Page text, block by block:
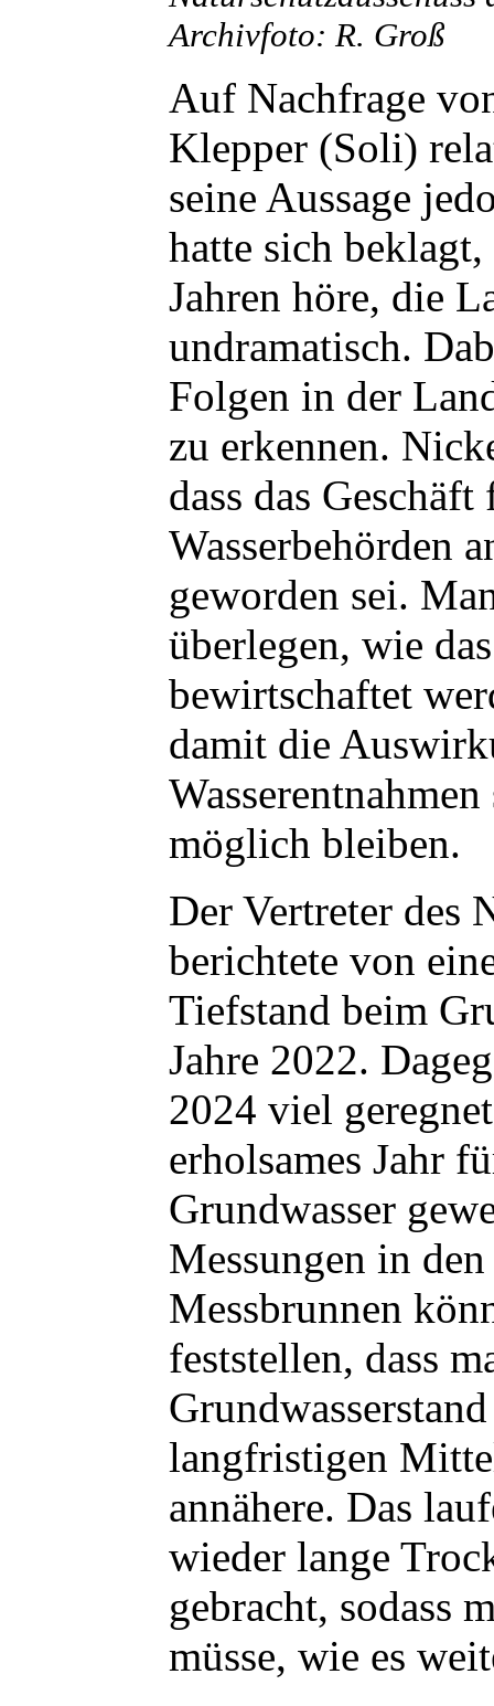
Archivfoto: R. Groß
Auf Nachfrage
Klepper (Soli)
seine Aussage
hatte sich beklagt,
Jahren höre, die
undramatisch.
Folgen in der
zu erkennen.
dass das
Wasserbehörden
geworden sei.
überlegen, wie
bewirtschaftet
damit die
möglich bleiben.
Der Vertreter des
berichtete von
Tiefstand beim
Jahre 2022.
2024 viel
erholsames Jahr
Grundwasser
Messungen in
Messbrunnen
feststellen, dass
langfristigen
annähere. Das
wieder lange
gebracht, sodass
müsse, wie es